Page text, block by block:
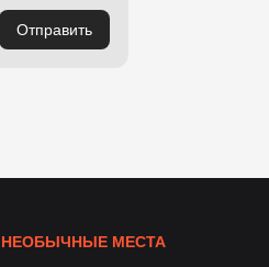
Отправить
НЕОБЫЧНЫЕ МЕСТА